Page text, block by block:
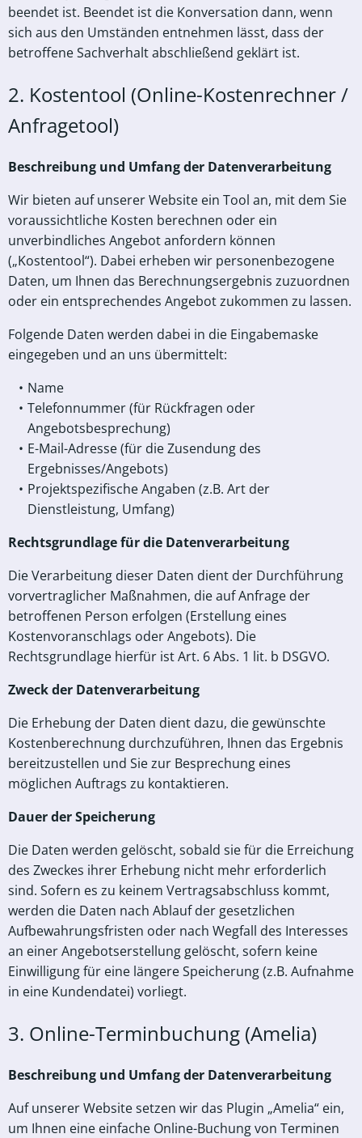
beendet ist. Beendet ist die Konversation dann, wenn
sich aus den Umständen entnehmen lässt, dass der
betroffene Sachverhalt abschließend geklärt ist.
2. Kostentool (Online-Kostenrechner /
Anfragetool)
Beschreibung und Umfang der Datenverarbeitung
Wir bieten auf unserer Website ein Tool an, mit dem Sie
voraussichtliche Kosten berechnen oder ein
unverbindliches Angebot anfordern können
(„Kostentool“). Dabei erheben wir personenbezogene
Daten, um Ihnen das Berechnungsergebnis zuzuordnen
oder ein entsprechendes Angebot zukommen zu lassen.
Folgende Daten werden dabei in die Eingabemaske
eingegeben und an uns übermittelt:
Name
Telefonnummer (für Rückfragen oder
Angebotsbesprechung)
E-Mail-Adresse (für die Zusendung des
Ergebnisses/Angebots)
Projektspezifische Angaben (z.B. Art der
Dienstleistung, Umfang)
Rechtsgrundlage für die Datenverarbeitung
Die Verarbeitung dieser Daten dient der Durchführung
vorvertraglicher Maßnahmen, die auf Anfrage der
betroffenen Person erfolgen (Erstellung eines
Kostenvoranschlags oder Angebots). Die
Rechtsgrundlage hierfür ist Art. 6 Abs. 1 lit. b DSGVO.
Zweck der Datenverarbeitung
Die Erhebung der Daten dient dazu, die gewünschte
Kostenberechnung durchzuführen, Ihnen das Ergebnis
bereitzustellen und Sie zur Besprechung eines
möglichen Auftrags zu kontaktieren.
Dauer der Speicherung
Die Daten werden gelöscht, sobald sie für die Erreichung
des Zweckes ihrer Erhebung nicht mehr erforderlich
sind. Sofern es zu keinem Vertragsabschluss kommt,
werden die Daten nach Ablauf der gesetzlichen
Aufbewahrungsfristen oder nach Wegfall des Interesses
an einer Angebotserstellung gelöscht, sofern keine
Einwilligung für eine längere Speicherung (z.B. Aufnahme
in eine Kundendatei) vorliegt.
3. Online-Terminbuchung (Amelia)
Beschreibung und Umfang der Datenverarbeitung
Auf unserer Website setzen wir das Plugin „Amelia“ ein,
um Ihnen eine einfache Online-Buchung von Terminen